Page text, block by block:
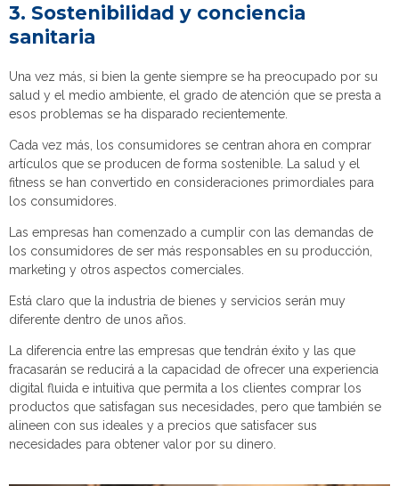
3. Sostenibilidad y conciencia
sanitaria
Una vez más, si bien la gente siempre se ha preocupado por su
salud y el medio ambiente, el grado de atención que se presta a
esos problemas se ha disparado recientemente.
Cada vez más, los consumidores se centran ahora en comprar
artículos que se producen de forma sostenible. La salud y el
fitness se han convertido en consideraciones primordiales para
los consumidores.
Las empresas han comenzado a cumplir con las demandas de
los consumidores de ser más responsables en su producción,
marketing y otros aspectos comerciales.
Está claro que la industria de bienes y servicios serán muy
diferente dentro de unos años.
La diferencia entre las empresas que tendrán éxito y las que
fracasarán se reducirá a la capacidad de ofrecer una experiencia
digital fluida e intuitiva que permita a los clientes comprar los
productos que satisfagan sus necesidades, pero que también se
alineen con sus ideales y a precios que satisfacer sus
necesidades para obtener valor por su dinero.